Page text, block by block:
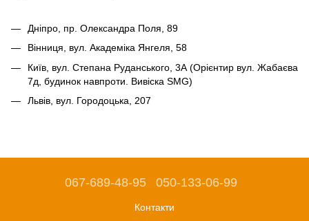
Дніпро, пр. Олександра Поля, 89
Вінниця, вул. Академіка Янгеля, 58
Київ, вул. Степана Руданського, 3А (Орієнтир вул. Жабаєва
7д, будинок навпроти. Вивіска SMG)
Львів, вул. Городоцька, 207
067-689-48-95 050-133-06-99
Контакти